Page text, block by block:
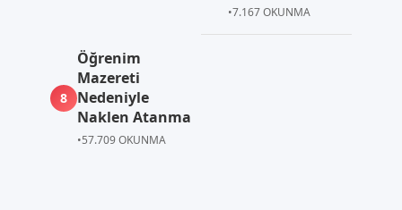
•7.167 OKUNMA
8
Öğrenim
Mazereti
Nedeniyle
Naklen Atanma
•57.709 OKUNMA